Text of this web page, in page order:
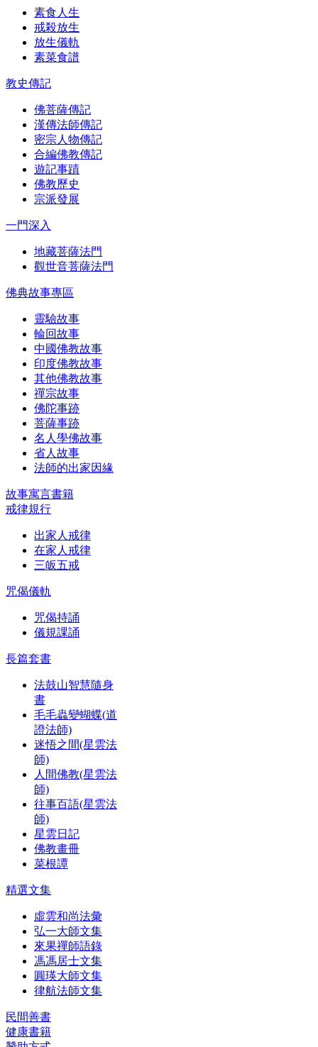
素食人生
戒殺放生
放生儀軌
素菜食譜
教史傳記
佛菩薩傳記
漢傳法師傳記
密宗人物傳記
合編佛教傳記
遊記事蹟
佛教歷史
宗派發展
一門深入
地藏菩薩法門
觀世音菩薩法門
佛典故事專區
靈驗故事
輪回故事
中國佛教故事
印度佛教故事
其他佛教故事
禪宗故事
佛陀事跡
菩薩事跡
名人學佛故事
省人故事
法師的出家因緣
故事寓言書籍
戒律規行
出家人戒律
在家人戒律
三皈五戒
咒偈儀軌
咒偈持誦
儀規課誦
長篇套書
法鼓山智慧隨身
書
毛毛蟲變蝴蝶(道
證法師)
迷悟之間(星雲法
師)
人間佛教(星雲法
師)
往事百語(星雲法
師)
星雲日記
佛教畫冊
菜根譚
精選文集
虛雲和尚法彙
弘一大師文集
來果禪師語錄
馮馮居士文集
圓瑛大師文集
律航法師文集
民間善書
健康書籍